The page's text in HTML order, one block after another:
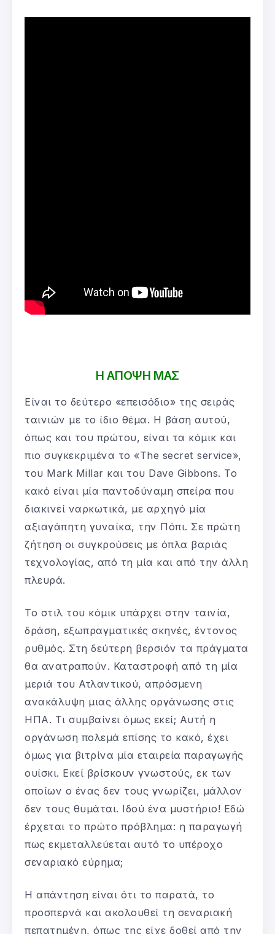
Η ΑΠΟΨΗ ΜΑΣ
Είναι το δεύτερο «επεισόδιο» της σειράς
ταινιών με το ίδιο θέμα. Η βάση αυτού,
όπως και του πρώτου, είναι τα κόμικ και
πιο συγκεκριμένα το «The secret service»,
του Mark Millar και του Dave Gibbons. Το
κακό είναι μία παντοδύναμη σπείρα που
διακινεί ναρκωτικά, με αρχηγό μία
αξιαγάπητη γυναίκα, την Πόπι. Σε πρώτη
ζήτηση οι συγκρούσεις με όπλα βαριάς
τεχνολογίας, από τη μία και από την άλλη
πλευρά.
Το στιλ του κόμικ υπάρχει στην ταινία,
δράση, εξωπραγματικές σκηνές, έντονος
ρυθμός. Στη δεύτερη βερσιόν τα πράγματα
θα ανατραπούν. Καταστροφή από τη μία
μεριά του Ατλαντικού, απρόσμενη
ανακάλυψη μιας άλλης οργάνωσης στις
ΗΠΑ. Τι συμβαίνει όμως εκεί; Αυτή η
οργάνωση πολεμά επίσης το κακό, έχει
όμως για βιτρίνα μία εταιρεία παραγωγής
ουίσκι. Εκεί βρίσκουν γνωστούς, εκ των
οποίων ο ένας δεν τους γνωρίζει, μάλλον
δεν τους θυμάται. Ιδού ένα μυστήριο! Εδώ
έρχεται το πρώτο πρόβλημα: η παραγωγή
πως εκμεταλλεύεται αυτό το υπέροχο
σεναριακό εύρημα;
Η απάντηση είναι ότι το παρατά, το
προσπερνά και ακολουθεί τη σεναριακή
πεπατημένη, όπως της είχε δοθεί από την